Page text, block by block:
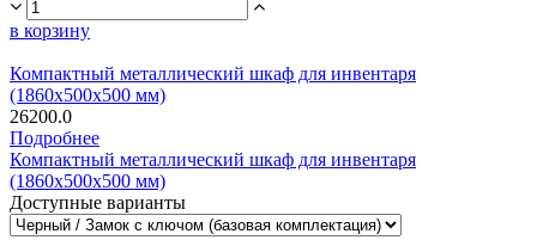
в корзину
Компактный металлический шкаф для инвентаря
(1860х500х500 мм)
26200.0
Подробнее
Компактный металлический шкаф для инвентаря
(1860х500х500 мм)
Доступные варианты